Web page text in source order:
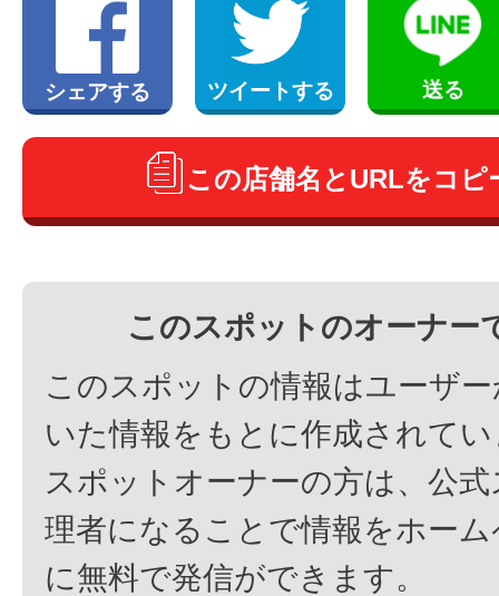
シェアする ツイートする 送る
この店舗名とURLをコピ
このスポットのオーナー
このスポットの情報はユーザ
いた情報をもとに作成されて
スポットオーナーの方は、公
理者になることで情報をホー
に無料で発信ができます。